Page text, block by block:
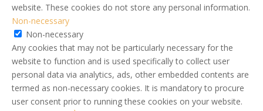
website. These cookies do not store any personal information.
Non-necessary
Non-necessary
Any cookies that may not be particularly necessary for the
website to function and is used specifically to collect user
personal data via analytics, ads, other embedded contents are
termed as non-necessary cookies. It is mandatory to procure
user consent prior to running these cookies on your website.